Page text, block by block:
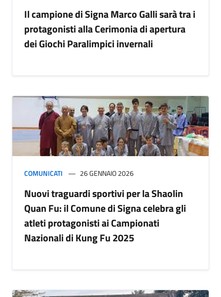
Il campione di Signa Marco Galli sarà tra i
protagonisti alla Cerimonia di apertura
dei Giochi Paralimpici invernali
COMUNICATI 26 GENNAIO 2026
Nuovi traguardi sportivi per la Shaolin
Quan Fu: il Comune di Signa celebra gli
atleti protagonisti ai Campionati
Nazionali di Kung Fu 2025